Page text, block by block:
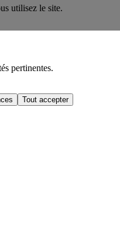
utilisez le site.
pertinentes.
Tout accepter